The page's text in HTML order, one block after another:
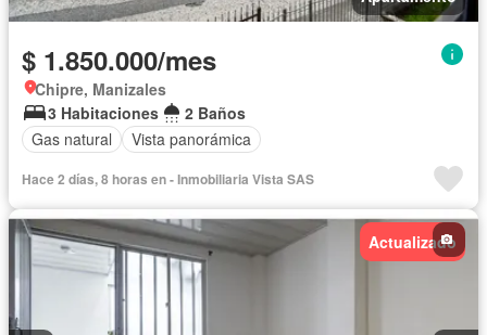
$ 1.850.000/mes
Chipre, Manizales
3 Habitaciones
2 Baños
Gas natural
Vista panorámica
Hace 2 días, 8 horas en - Inmobiliaria Vista SAS
Actualizado